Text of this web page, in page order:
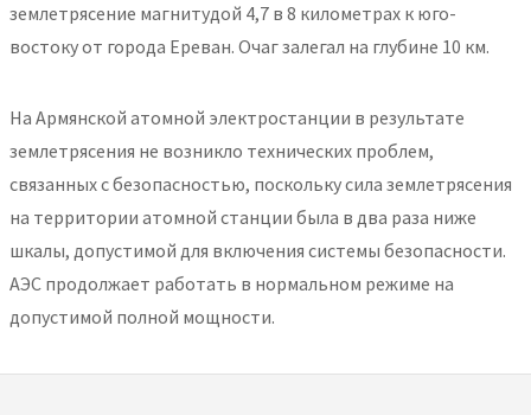
землетрясение магнитудой 4,7 в 8 километрах к юго-
востоку от города Ереван. Очаг залегал на глубине 10 км.
На Армянской атомной электростанции в результате
землетрясения не возникло технических проблем,
связанных с безопасностью, поскольку сила землетрясения
на территории атомной станции была в два раза ниже
шкалы, допустимой для включения системы безопасности.
АЭС продолжает работать в нормальном режиме на
допустимой полной мощности.